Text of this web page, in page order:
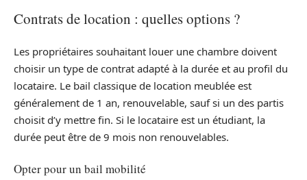
Contrats de location : quelles options ?
Les propriétaires souhaitant louer une chambre doivent
choisir un type de contrat adapté à la durée et au profil du
locataire. Le bail classique de location meublée est
généralement de 1 an, renouvelable, sauf si un des partis
choisit d’y mettre fin. Si le locataire est un étudiant, la
durée peut être de 9 mois non renouvelables.
Opter pour un bail mobilité